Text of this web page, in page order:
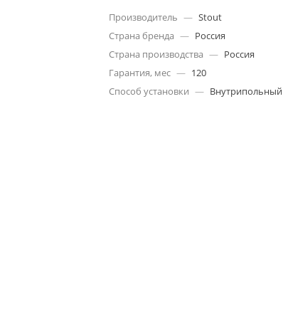
Производитель — Stout
Страна бренда — Россия
Страна производства — Россия
Гарантия, мес — 120
Способ установки — Внутрипольный